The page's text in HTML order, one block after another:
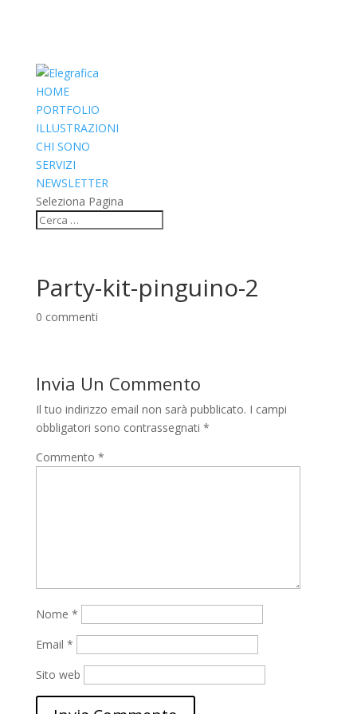
HOME
PORTFOLIO
ILLUSTRAZIONI
CHI SONO
SERVIZI
NEWSLETTER
Seleziona Pagina
Party-kit-pinguino-2
0 commenti
Invia Un Commento
Il tuo indirizzo email non sarà pubblicato. I campi
obbligatori sono contrassegnati *
Commento *
Nome *
Email *
Sito web